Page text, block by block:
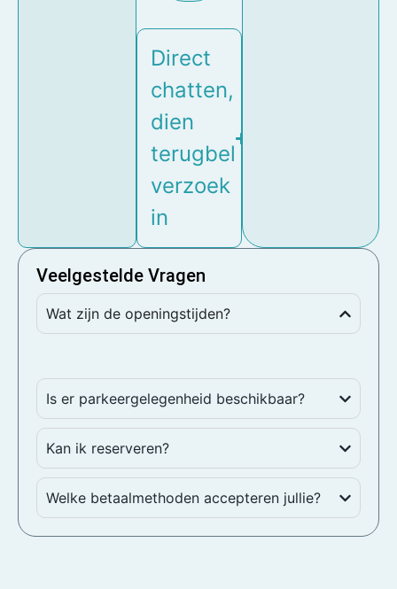
Direct
chatten,
dien
terugbel
verzoek
in
Veelgestelde Vragen
Wat zijn de openingstijden?
Is er parkeergelegenheid beschikbaar?
Kan ik reserveren?
Welke betaalmethoden accepteren jullie?